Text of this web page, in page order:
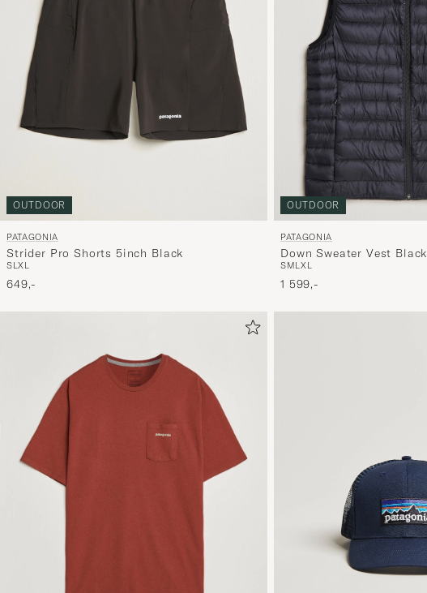
OUTDOOR
PATAGONIA
Strider Pro Shorts 5inch Black
SLXL
649,-
OUTDOOR
PATAGONIA
Down Sweater Vest Black
SMLXL
1 599,-